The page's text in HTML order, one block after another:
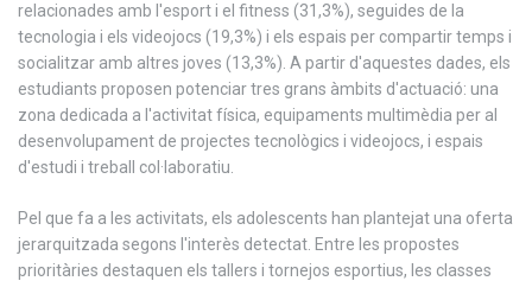
relacionades amb l'esport i el fitness (31,3%), seguides de la
tecnologia i els videojocs (19,3%) i els espais per compartir temps i
socialitzar amb altres joves (13,3%). A partir d'aquestes dades, els
estudiants proposen potenciar tres grans àmbits d'actuació: una
zona dedicada a l'activitat física, equipaments multimèdia per al
desenvolupament de projectes tecnològics i videojocs, i espais
d'estudi i treball col·laboratiu.
Pel que fa a les activitats, els adolescents han plantejat una oferta
jerarquitzada segons l'interès detectat. Entre les propostes
prioritàries destaquen els tallers i tornejos esportius, les classes